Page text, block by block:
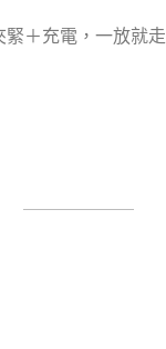
緊＋充電，一放就走